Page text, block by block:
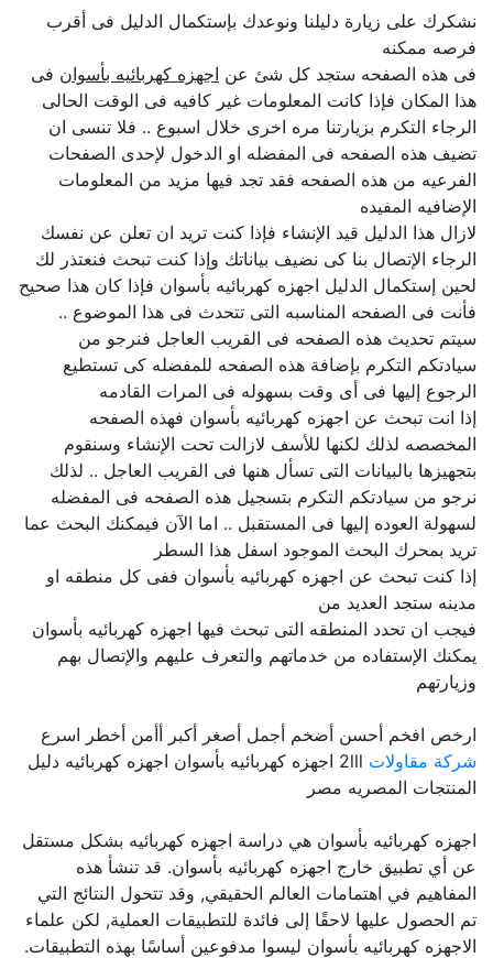
نشكرك على زيارة دليلنا ونوعدك بإستكمال الدليل فى أقرب
فرصه ممكنه
فى هذه الصفحه ستجد كل شئ عناجهزه كهربائيه بأسوانفى
هذا المكان فإذا كانت المعلومات غير كافيه فى الوقت الحالى
الرجاء التكرم بزيارتنا مره اخرى خلال اسبوع .. فلا تنسى ان
تضيف هذه الصفحه فى المفضله او الدخول لإحدى الصفحات
الفرعيه من هذه الصفحه فقد تجد فيها مزيد من المعلومات
الإضافيه المفيده
لازال هذا الدليل قيد الإنشاء فإذا كنت تريد ان تعلن عن نفسك
الرجاء الإتصال بنا كى نضيف بياناتك وإذا كنت تبحث فنعتذر لك
لحين إستكمال الدليل اجهزه كهربائيه بأسوان فإذا كان هذا صحيح
فأنت فى الصفحه المناسبه التى تتحدث فى هذا الموضوع ..
سيتم تحديث هذه الصفحه فى القريب العاجل فنرجو من
سيادتكم التكرم بإضافة هذه الصفحه للمفضله كى تستطيع
الرجوع إليها فى أى وقت بسهوله فى المرات القادمه
إذا انت تبحث عن اجهزه كهربائيه بأسوان فهذه الصفحه
المخصصه لذلك لكنها للأسف لازالت تحت الإنشاء وسنقوم
بتجهيزها بالبيانات التى تسأل هنها فى القريب العاجل .. لذلك
نرجو من سيادتكم التكرم بتسجيل هذه الصفحه فى المفضله
لسهولة العوده إليها فى المستقبل .. اما الآن فيمكنك البحث عما
تريد بمحرك البحث الموجود اسفل هذا السطر
إذا كنت تبحث عن اجهزه كهربائيه بأسوان ففى كل منطقه او
مدينه ستجد العديد من
فيجب ان تحدد المنطقه التى تبحث فيها اجهزه كهربائيه بأسوان
يمكنك الإستفاده من خدماتهم والتعرف عليهم والإتصال بهم
وزيارتهم
ارخص افخم أحسن أضخم أجمل أصغر أكبر أأمن أخطر اسرع
شركة مقاولات
2lll اجهزه كهربائيه بأسوان اجهزه كهربائيه دليل
المنتجات المصريه مصر
اجهزه كهربائيه بأسوان هي دراسة اجهزه كهربائيه بشكل مستقل
عن أي تطبيق خارج اجهزه كهربائيه بأسوان. قد تنشأ هذه
المفاهيم في اهتمامات العالم الحقيقي, وقد تتحول النتائج التي
تم الحصول عليها لاحقًا إلى فائدة للتطبيقات العملية, لكن علماء
الاجهزه كهربائيه بأسوان ليسوا مدفوعين أساسًا بهذه التطبيقات.